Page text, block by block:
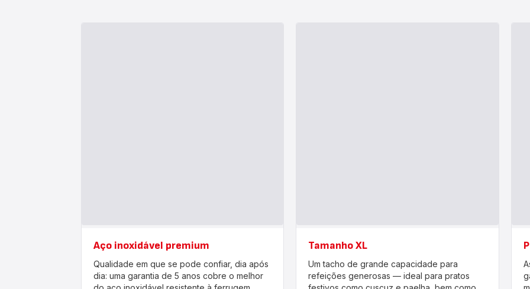
Aço inoxidável premium
Qualidade em que se pode confiar, dia após
dia: uma garantia de 5 anos cobre o melhor
Tamanho XL
Um tacho de grande capacidade para
refeições generosas — ideal para pratos